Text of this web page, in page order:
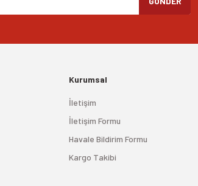
Kurumsal
İletişim
İletişim Formu
Havale Bildirim Formu
Kargo Takibi